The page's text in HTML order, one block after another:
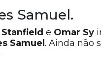
Samuel.
e Omar Sy
Samuel . Ainda não